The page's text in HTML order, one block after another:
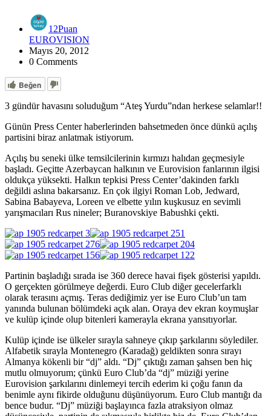
12Puan
EUROVISION
Mayıs 20, 2012
0 Comments
Beğen
3 gündür havasını soluduğum “Ateş Yurdu”ndan herkese selamlar!!
Günün Press Center haberlerinden bahsetmeden önce dünkü açılış
partisini biraz anlatmak istiyorum.
Açılış bu seneki ülke temsilcilerinin kırmızı halıdan geçmesiyle
başladı. Geçitte Azerbaycan halkının ve Eurovision fanlarının ilgisi
oldukça yüksekti. Halkın tepkisi Press Center’dakinden farklı
değildi aslına bakarsanız. En çok ilgiyi Roman Lob, Jedward,
Sabina Babayeva, Loreen ve elbette yılın kuşkusuz en sevimli
yarışmacıları Rus nineler; Buranovskiye Babushki çekti.
Partinin başladığı sırada ise 360 derece havai fişek gösterisi yapıldı.
O gerçekten görülmeye değerdi. Euro Club diğer gecelerfarklı
olarak terasını açmış. Teras dediğimiz yer ise Euro Club’un tam
yanında bulunan bölümdeki açık alan. Oraya dev ekran koymuşlar
ve kulüp içinde olup bitenleri kamerayla ekrana yansıtıyorlar.
Kulüp içinde ise ülkeler sırayla sahneye çıkıp şarkılarını söylediler.
Alfabetik sırayla Montenegro (Karadağ) geldikten sonra sırayı
Almanya kökenli bir “dj” aldı. “Dj” çıktığı zaman şahsen ben hiç
mutlu olmuyorum; çünkü Euro Club’da “dj” müziği yerine
Eurovision şarkılarını dinlemeyi tercih ederim ki çoğu fanın da
benimle aynı fikirde olduğunu düşünüyorum. Euro Club mantığı da
bence budur. “Dj” müziği başlayınca fazla atraksiyon olmaz